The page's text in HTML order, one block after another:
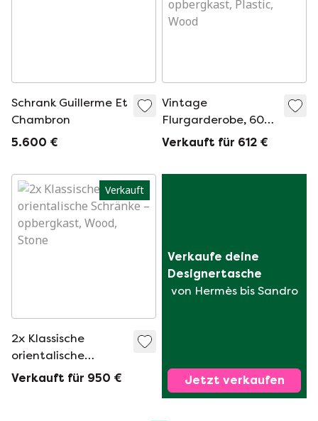
Schrank Guillerme Et
Chambron
5.600 €
Vintage
Flurgarderobe, 60Er
Jahre, Germany
Verkauft für 612 €
Verkauft
2x Klassische
orientalische
Schränke
Verkauft für 950 €
Verkaufe deine
Designertasche
von Hermès bis Sandro
Jetzt verkaufen